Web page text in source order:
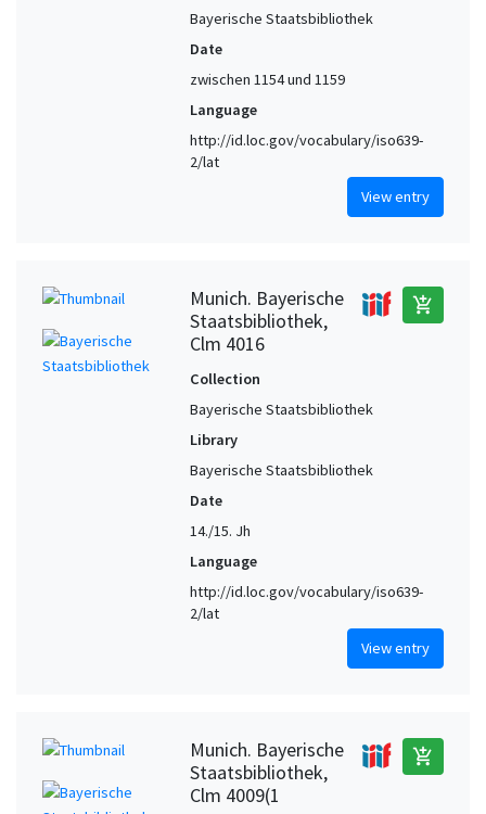
Bayerische Staatsbibliothek
Date
zwischen 1154 und 1159
Language
http://id.loc.gov/vocabulary/iso639-
2/lat
View entry
Munich. Bayerische
Staatsbibliothek,
Clm 4016
add_shopping_cart
Collection
Bayerische Staatsbibliothek
Library
Bayerische Staatsbibliothek
Date
14./15. Jh
Language
http://id.loc.gov/vocabulary/iso639-
2/lat
View entry
Munich. Bayerische
Staatsbibliothek,
Clm 4009(1
add_shopping_cart